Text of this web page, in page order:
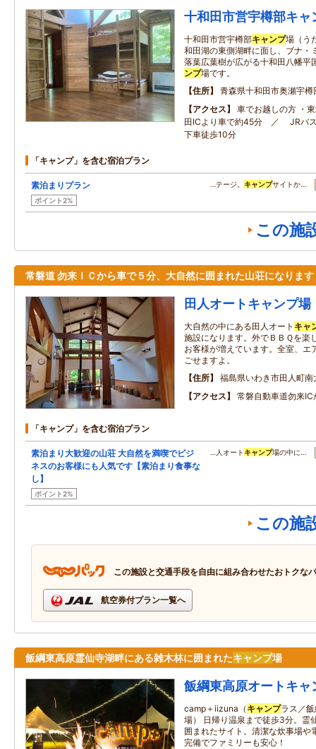
十和田市営宇樽部キャ
十和田市営宇樽部キャンプ場（う
和田湖の東側湖畔に面し、ブナ・
落葉広葉樹が広がる十和田八幡平
ンプ場です。
住所
青森県十和田市奥瀬宇
アクセス
車でお越しの方 ・
田ICより車で約45分 ／ JRバス
下車徒歩10分
「キャンプ」を含む宿泊プラン
素泊まりプラン
ポイント2%
…テージ。 キャンプサイトか…
この施
常磐道 勿来ＩＣから車で５分、大自然に囲まれた山荘になります
田人オートキャンプ
大自然の中にある田人オート キャ
施設になります。外でＢＢＱを楽
お客様が増えています。全室、エ
ごせますよ。
住所
福島県いわき市田人町
アクセス
常磐自動車道勿来IC
「キャンプ」を含む宿泊プラン
素泊まり大歓迎の山荘 大自然を満喫でビジ
ネスのお客様にも人気です【素泊まり食事な
し】
ポイント2%
…人オート キャンプ場の中に…
この施
この施設と交通手段を自由に組み合わせたおトクな
航空券付プラン一覧へ
飯綱東高原霊仙寺湖畔にある雑木林に囲まれたキャンプ場
飯綱東高原オートキャ
camp＋iizuna（ キャンプラス／
場） 日帰り温泉まで徒歩3分。霊
囲まれたサイト。清潔な炊事場や
完備でファミリーも安心！